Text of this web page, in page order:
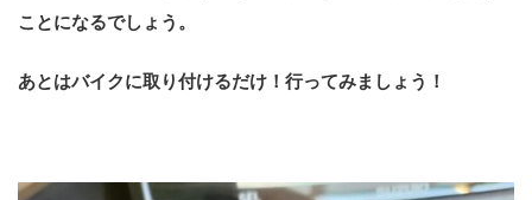
ことになるでしょう。
あとはバイクに取り付けるだけ！行ってみましょう！